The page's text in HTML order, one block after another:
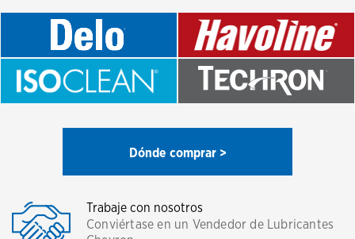
Dónde comprar >
Trabaje con nosotros
Conviértase en un Vendedor de Lubricantes